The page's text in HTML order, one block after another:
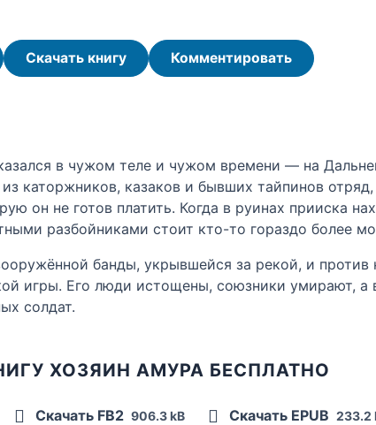
Скачать книгу Комментировать
в чужом теле и чужом времени — на
каторжников, казаков и бывших тайпинов
он не готов платить. Когда в руинах прииска
разбойниками стоит кто-то гораздо более
банды, укрывшейся за рекой, и против
игры. Его люди истощены, союзники умирают, а
солдат.
ХОЗЯИН АМУРА БЕСПЛАТНО
Скачать FB2 906.3 kB Скачать EPUB 233.2